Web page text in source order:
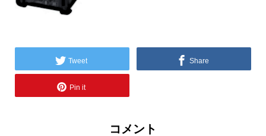
Tweet Share
Pin it
コメント